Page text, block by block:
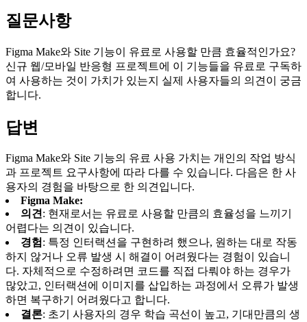
질문사항
Figma Make와 Site 기능이 유료로 사용할 만큼 효율적인가요?
신규 웹/모바일 반응형 프로젝트에 이 기능들을 유료로 구독하
여 사용하는 것이 가치가 있는지 실제 사용자들의 의견이 궁금
합니다.
답변
Figma Make와 Site 기능의 유료 사용 가치는 개인의 작업 방식
과 프로젝트 요구사항에 따라 다를 수 있습니다. 다음은 한 사
용자의 경험을 바탕으로 한 의견입니다.
Figma Make:
의견: 현재로서는 유료로 사용할 만큼의 효율성을 느끼기
어렵다는 의견이 있습니다.
경험 : 특정 인터랙션을 구현하려 했으나, 원하는 대로 작동
하지 않거나 오류 발생 시 해결이 어려웠다는 경험이 있습니
다. 자체적으로 수정하려면 코드를 직접 다뤄야 하는 경우가
많았고, 인터랙션에 이미지를 삽입하는 과정에서 오류가 발생
하면 복구하기 어려웠다고 합니다.
결론: 초기 사용자의 경우 학습 곡선이 높고, 기대만큼의 생